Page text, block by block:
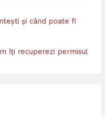
și când poate fi
îți recuperezi permisul